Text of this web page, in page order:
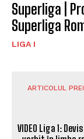
Superliga |
Superliga
LIGA I
ARTICOLUL